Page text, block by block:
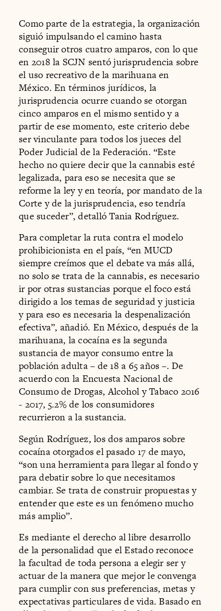
Como parte de la estrategia, la organización
siguió impulsando el camino hasta
conseguir otros cuatro amparos, con lo que
en 2018 la SCJN sentó jurisprudencia sobre
el uso recreativo de la marihuana en
México. En términos jurídicos, la
jurisprudencia ocurre cuando se otorgan
cinco amparos en el mismo sentido y a
partir de ese momento, este criterio debe
ser vinculante para todos los jueces del
Poder Judicial de la Federación. “Este
hecho no quiere decir que la cannabis esté
legalizada, para eso se necesita que se
reforme la ley y en teoría, por mandato de la
Corte y de la jurisprudencia, eso tendría
que suceder”, detalló Tania Rodríguez.
Para completar la ruta contra el modelo
prohibicionista en el país, “en MUCD
siempre creímos que el debate va más allá,
no solo se trata de la cannabis, es necesario
ir por otras sustancias porque el foco está
dirigido a los temas de seguridad y justicia
y para eso es necesaria la despenalización
efectiva”, añadió. En México, después de la
marihuana, la cocaína es la segunda
sustancia de mayor consumo entre la
población adulta – de 18 a 65 años –. De
acuerdo con la Encuesta Nacional de
Consumo de Drogas, Alcohol y Tabaco 2016
- 2017, 5.2% de los consumidores
recurrieron a la sustancia.
Según Rodríguez, los dos amparos sobre
cocaína otorgados el pasado 17 de mayo,
“son una herramienta para llegar al fondo y
para debatir sobre lo que necesitamos
cambiar. Se trata de construir propuestas y
entender que este es un fenómeno mucho
más amplio”.
Es mediante el derecho al libre desarrollo
de la personalidad que el Estado reconoce
la facultad de toda persona a elegir ser y
actuar de la manera que mejor le convenga
para cumplir con sus preferencias, metas y
expectativas particulares de vida. Basado en